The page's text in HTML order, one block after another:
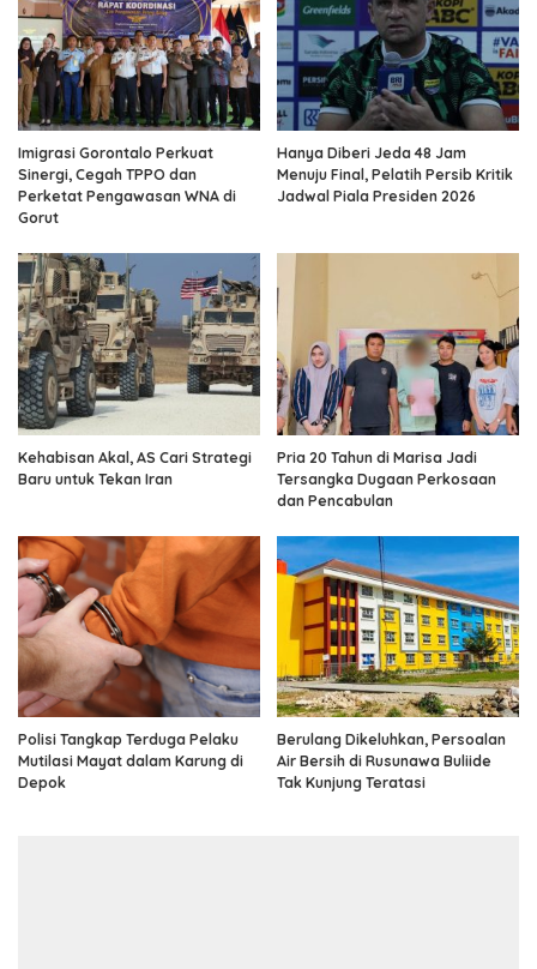
Imigrasi Gorontalo Perkuat
Sinergi, Cegah TPPO dan
Perketat Pengawasan WNA di
Gorut
Hanya Diberi Jeda 48 Jam
Menuju Final, Pelatih Persib Kritik
Jadwal Piala Presiden 2026
Kehabisan Akal, AS Cari Strategi
Baru untuk Tekan Iran
Pria 20 Tahun di Marisa Jadi
Tersangka Dugaan Perkosaan
dan Pencabulan
Polisi Tangkap Terduga Pelaku
Mutilasi Mayat dalam Karung di
Depok
Berulang Dikeluhkan, Persoalan
Air Bersih di Rusunawa Buliide
Tak Kunjung Teratasi